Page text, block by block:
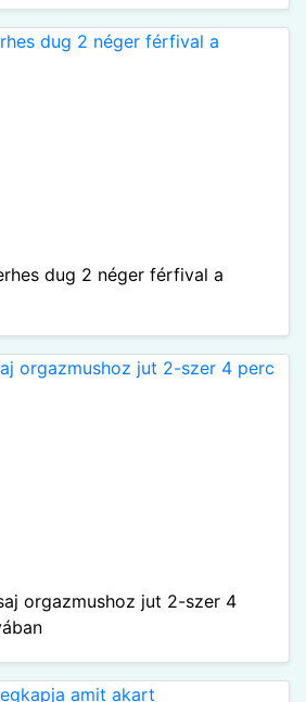
dug 2 néger férfival a
orgazmushoz jut 2-szer 4